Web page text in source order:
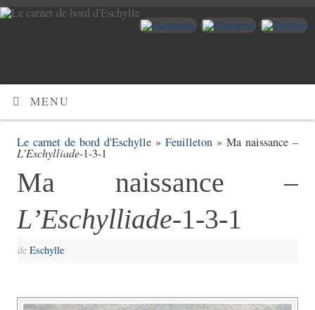
MENU
Le carnet de bord d'Eschylle » Feuilleton» Ma naissance –
L’Eschylliade-1-3-1
Ma naissance –
L’Eschylliade-1-3-1
deEschylle